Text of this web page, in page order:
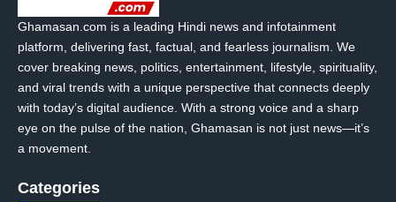
Ghamasan.com is a leading Hindi news and infotainment
platform, delivering fast, factual, and fearless journalism. We
cover breaking news, politics, entertainment, lifestyle, spirituality,
and viral trends with a unique perspective that connects deeply
with today’s digital audience. With a strong voice and a sharp
eye on the pulse of the nation, Ghamasan is not just news—it’s
a movement.
Categories